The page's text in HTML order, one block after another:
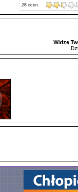
28 ocen
Widzę